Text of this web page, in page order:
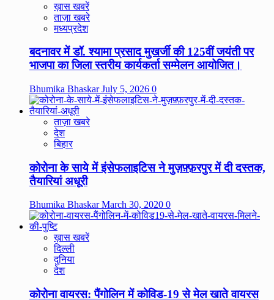
ख़ास खबरें
ताज़ा खबरे
मध्यप्रदेश
बदनावर में डॉ. श्यामा प्रसाद मुखर्जी की 125वीं जयंती पर
भाजपा का जिला स्तरीय कार्यकर्ता सम्मेलन आयोजित।
Bhumika BhaskarJuly 5, 2026 0
ताज़ा खबरे
देश
बिहार
कोरोना के साये में इंसेफलाइटिस ने मुज़फ़्फ़रपुर में दी दस्तक,
तैयारियां अधूरी
Bhumika BhaskarMarch 30, 2020 0
ख़ास खबरें
दिल्ली
दुनिया
देश
कोरोना वायरस: पैंगोलिन में कोविड-19 से मेल खाते वायरस